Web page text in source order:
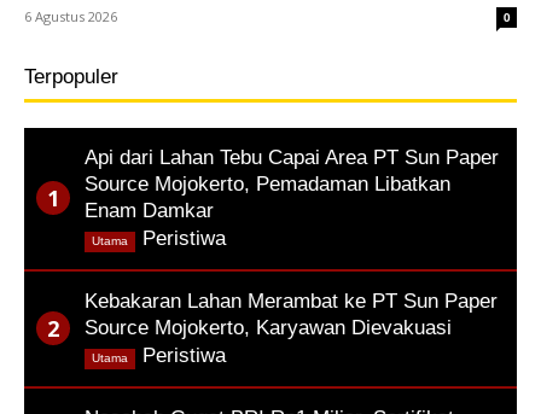
6 Agustus 2026 0
Terpopuler
Api dari Lahan Tebu Capai Area PT Sun Paper
Source Mojokerto, Pemadaman Libatkan
Enam Damkar
Peristiwa
Utama
Kebakaran Lahan Merambat ke PT Sun Paper
Source Mojokerto, Karyawan Dievakuasi
Peristiwa
Utama